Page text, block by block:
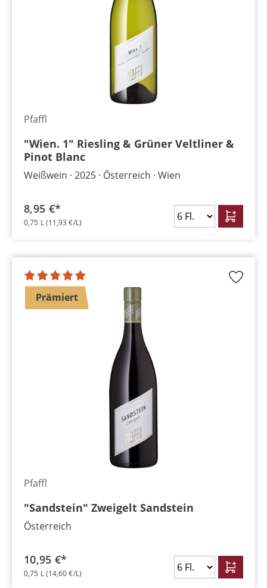
Pfaffl
"Wien. 1" Riesling & Grüner Veltliner &
Pinot Blanc
Weißwein 2025 Österreich Wien
8,95 €*
0,75 L(11,93 €/L)
Prämiert
Pfaffl
"Sandstein" Zweigelt Sandstein
Österreich
10,95 €*
0,75 L(14,60 €/L)